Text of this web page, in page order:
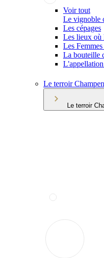
Voir tout
Le vignoble
Les cépages
Les lieux où
Les
La bouteille
Le terroir
Le terroir